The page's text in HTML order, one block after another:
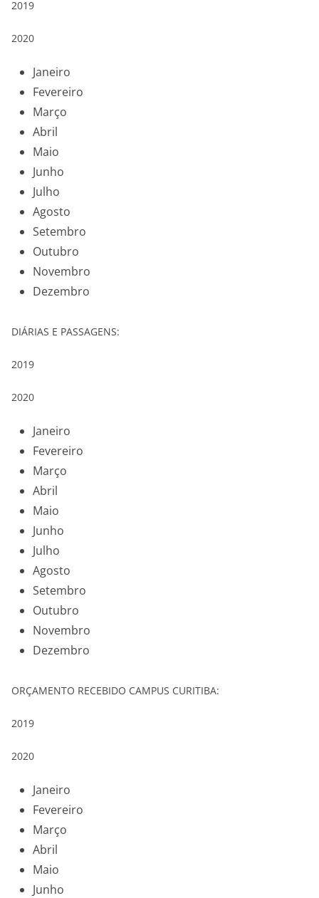
2019
2020
Janeiro
Fevereiro
Março
Abril
Maio
Junho
Julho
Agosto
Setembro
Outubro
Novembro
Dezembro
DIÁRIAS E PASSAGENS:
2019
2020
Janeiro
Fevereiro
Março
Abril
Maio
Junho
Julho
Agosto
Setembro
Outubro
Novembro
Dezembro
ORÇAMENTO RECEBIDO CAMPUS CURITIBA:
2019
2020
Janeiro
Fevereiro
Março
Abril
Maio
Junho